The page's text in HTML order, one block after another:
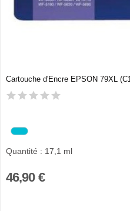
Cartouche d'Encre EPSON 79XL
Quantité : 17,1 ml
46,90 €